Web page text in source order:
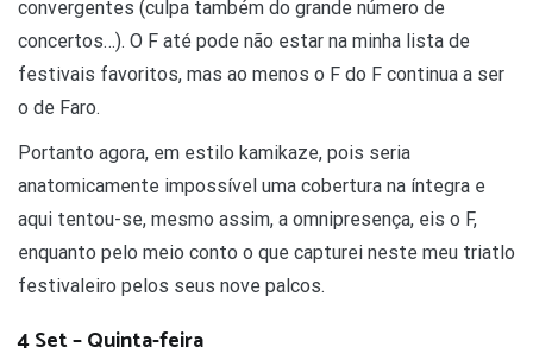
convergentes (culpa também do grande número de
concertos…). O F até pode não estar na minha lista de
festivais favoritos, mas ao menos o F do F continua a ser
o de Faro.
Portanto agora, em estilo kamikaze, pois seria
anatomicamente impossível uma cobertura na íntegra e
aqui tentou-se, mesmo assim, a omnipresença, eis o F,
enquanto pelo meio conto o que capturei neste meu triatlo
festivaleiro pelos seus nove palcos.
4 Set – Quinta-feira